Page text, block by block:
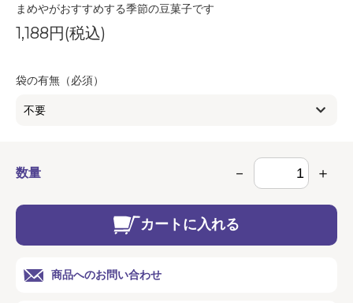
まめやがおすすめする季節の豆菓子です
1,188円(税込)
袋の有無（必須）
数量
カートに入れる
商品へのお問い合わせ